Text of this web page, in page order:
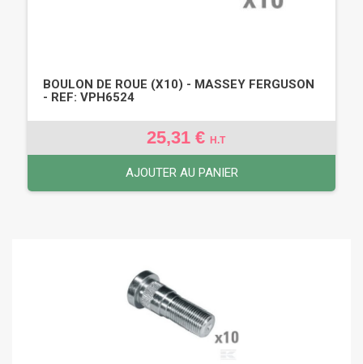
BOULON DE ROUE (X10) - MASSEY FERGUSON
- REF: VPH6524
25,31 € H.T
AJOUTER AU PANIER